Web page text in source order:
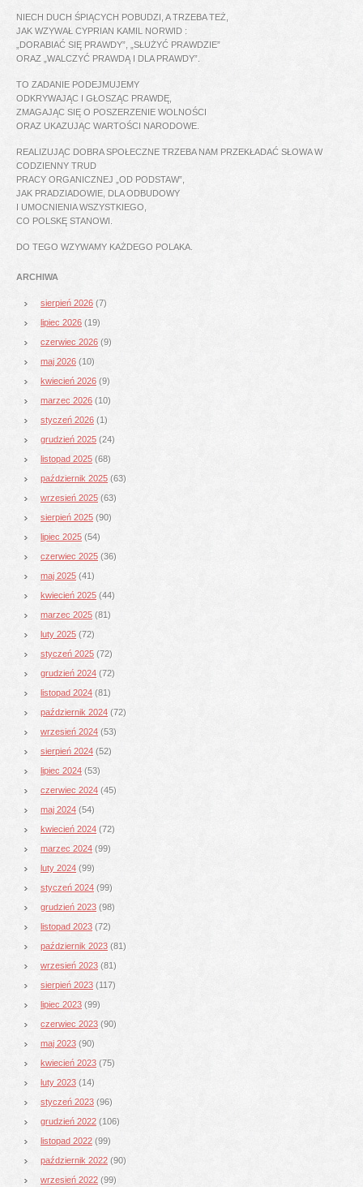
NIECH DUCH ŚPIĄCYCH POBUDZI, A TRZEBA TEŻ,
JAK WZYWAŁ CYPRIAN KAMIL NORWID :
„DORABIAĆ SIĘ PRAWDY”, „SŁUŻYĆ PRAWDZIE”
ORAZ „WALCZYĆ PRAWDĄ I DLA PRAWDY”.
TO ZADANIE PODEJMUJEMY
ODKRYWAJĄC I GŁOSZĄC PRAWDĘ,
ZMAGAJĄC SIĘ O POSZERZENIE WOLNOŚCI
ORAZ UKAZUJĄC WARTOŚCI NARODOWE.
REALIZUJĄC DOBRA SPOŁECZNE TRZEBA NAM PRZEKŁADAĆ SŁOWA W
CODZIENNY TRUD
PRACY ORGANICZNEJ „OD PODSTAW”,
JAK PRADZIADOWIE, DLA ODBUDOWY
I UMOCNIENIA WSZYSTKIEGO,
CO POLSKĘ STANOWI.
DO TEGO WZYWAMY KAŻDEGO POLAKA.
ARCHIWA
sierpień 2026 (7)
lipiec 2026 (19)
czerwiec 2026 (9)
maj 2026 (10)
kwiecień 2026 (9)
marzec 2026 (10)
styczeń 2026 (1)
grudzień 2025 (24)
listopad 2025 (68)
październik 2025 (63)
wrzesień 2025 (63)
sierpień 2025 (90)
lipiec 2025 (54)
czerwiec 2025 (36)
maj 2025 (41)
kwiecień 2025 (44)
marzec 2025 (81)
luty 2025 (72)
styczeń 2025 (72)
grudzień 2024 (72)
listopad 2024 (81)
październik 2024 (72)
wrzesień 2024 (53)
sierpień 2024 (52)
lipiec 2024 (53)
czerwiec 2024 (45)
maj 2024 (54)
kwiecień 2024 (72)
marzec 2024 (99)
luty 2024 (99)
styczeń 2024 (99)
grudzień 2023 (98)
listopad 2023 (72)
październik 2023 (81)
wrzesień 2023 (81)
sierpień 2023 (117)
lipiec 2023 (99)
czerwiec 2023 (90)
maj 2023 (90)
kwiecień 2023 (75)
luty 2023 (14)
styczeń 2023 (96)
grudzień 2022 (106)
listopad 2022 (99)
październik 2022 (90)
wrzesień 2022 (99)